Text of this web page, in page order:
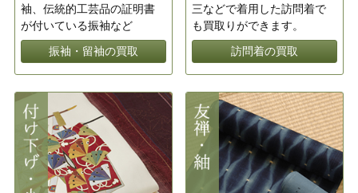
袖、伝統的工芸品の証明書
が付いている振袖など
振袖・留袖の買取
三などで着用した訪問着で
も買取りができます。
訪問着の買取